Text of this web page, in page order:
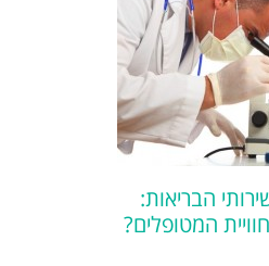
הבריאות:
המטופלים?